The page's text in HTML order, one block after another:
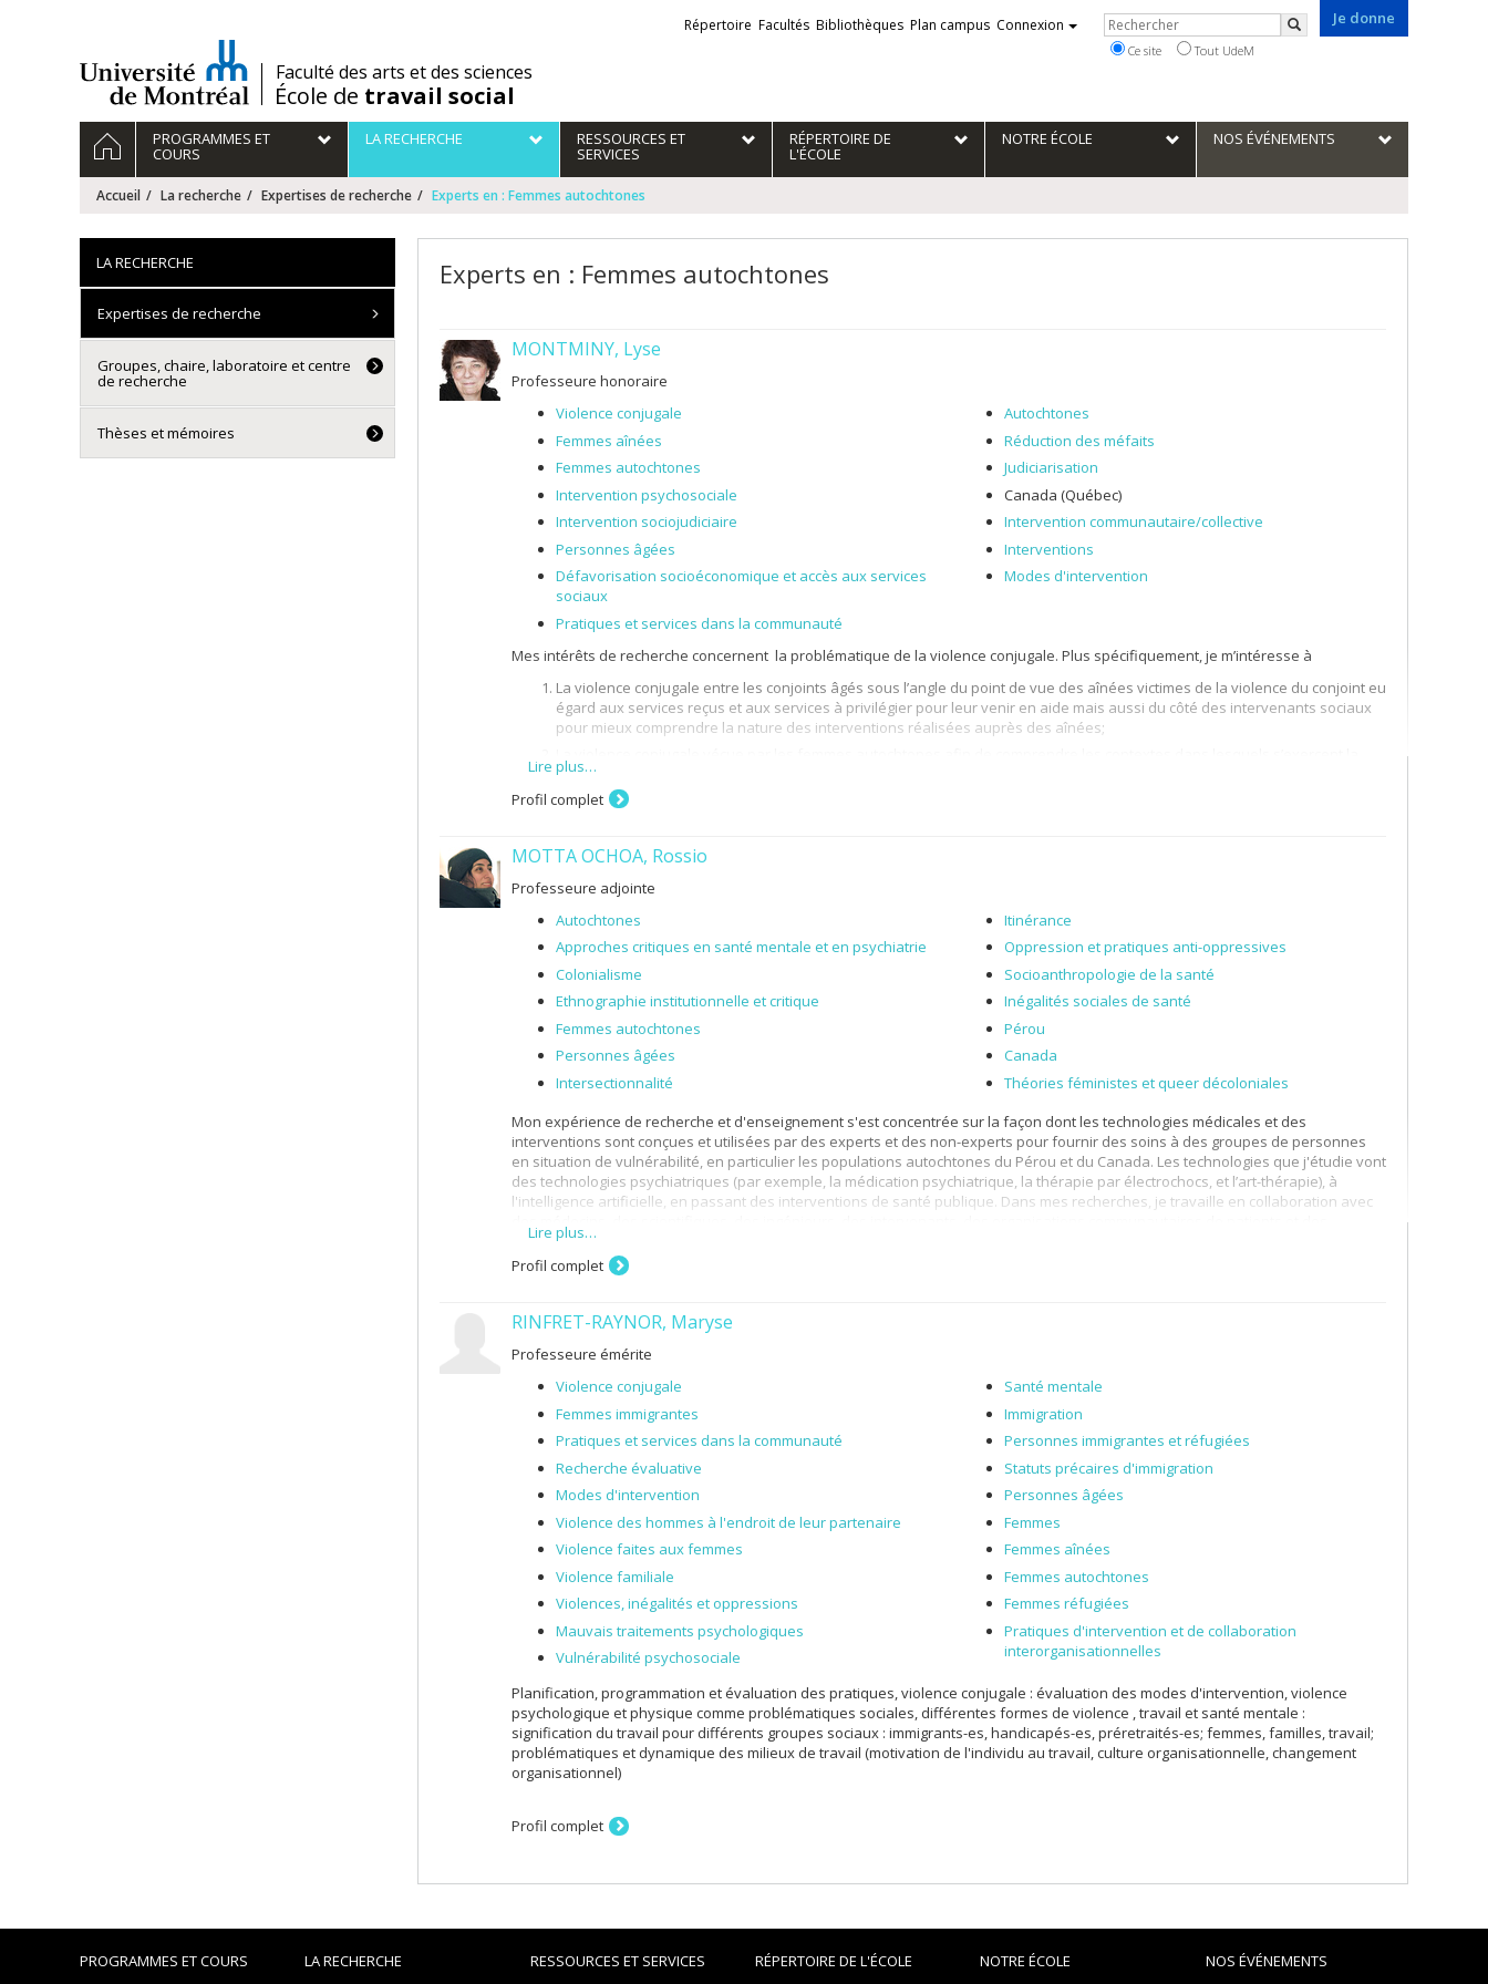
/Faculté des arts et des sciences
École de travail social
Je donne
Liens
externes
Répertoire Facultés Bibliothèques Plan campus Connexion Rechercher
Rechercher
Ce site Tout UdeM
Navigation
principale
ACCUEILPROGRAMMES ET
COURS
LA RECHERCHE RESSOURCES ET
SERVICES
RÉPERTOIRE DE
L'ÉCOLE
NOTRE ÉCOLE NOS ÉVÉNEMENTS
Accueil La recherche Expertises de recherche Experts en : Femmes autochtones
Experts en : Femmes autochtones
MONTMINY, Lyse
Professeure honoraire
Violence conjugale
Femmes aînées
Femmes autochtones
Intervention psychosociale
Intervention sociojudiciaire
Personnes âgées
Défavorisation socioéconomique et accès aux services
sociaux
Pratiques et services dans la communauté
Autochtones
Réduction des méfaits
Judiciarisation
Canada (Québec)
Intervention communautaire/collective
Interventions
Modes d'intervention
Mes intérêts de recherche concernent la problématique de la violence conjugale. Plus spécifiquement, je m’intéresse à
La violence conjugale entre les conjoints âgés sous l’angle du point de vue des aînées victimes de la violence du conjoint eu
égard aux services reçus et aux services à privilégier pour leur venir en aide mais aussi du côté des intervenants sociaux
pour mieux comprendre la nature des interventions réalisées auprès des aînées;
violence et de proposer, par une réflexion collective, des pistes ou des éléments de réponse pour aider ces femmes;
La pertinence de l’approche de réduction des méfaits pour intervenir auprès des femmes victimes de violence conjugale
L’intervention socio judiciaire dans les situations de violence conjugale afin de connaître les pratiques de nature
sociojudiciaire au Québec ainsi que le point de vue des intervenants sociaux et pénaux sur ce qu’est l’intervention
sociojudiciaire.
Lire plus…
Profil complet
MOTTA OCHOA, Rossio
Professeure adjointe
Autochtones
Approches critiques en santé mentale et en psychiatrie
Colonialisme
Ethnographie institutionnelle et critique
Femmes autochtones
Personnes âgées
Intersectionnalité
Itinérance
Oppression et pratiques anti-oppressives
Socioanthropologie de la santé
Inégalités sociales de santé
Pérou
Canada
Théories féministes et queer décoloniales
Mon expérience de recherche et d'enseignement s'est concentrée sur la façon dont les technologies médicales et des
interventions sont conçues et utilisées par des experts et des non-experts pour fournir des soins à des groupes de personnes
en situation de vulnérabilité, en particulier les populations autochtones du Pérou et du Canada. Les technologies que j'étudie vont
des technologies psychiatriques (par exemple, la médication psychiatrique, la thérapie par électrochocs, et l’art-thérapie), à
l'intelligence artificielle, en passant des interventions de santé publique. Dans mes recherches, je travaille en collaboration avec
utilisateurs de ces technologies pour comprendre l'intersection entre production de connaissances, pratiques de soins, réformes
néolibérales et politiques publiques.
1) les interventions adaptées des services en toxicomanie,
2) l’art pour la guérison, et
3) les technologies médicales pour améliorer la santé
Je suis anthropologue culturelle de formation (PhD, University of California, Davis) avec spécialisation en anthropologie médicale,
en études des sciences et technologies (Science and Technology Studies – STS), en théories féministes et en théories
décoloniales. J’ai aussi réalisé un premier postdoctorat au Service sur les dépendances de la Faculté de médecine et des
sciences de la santé de l’Université de Sherbrooke et un deuxième postdoctorat au Biosignal Interaction and Personhood
Technology Lab de l’École de physiothérapie et d'ergothérapie de l'Université McGill. La principale méthodologie de recherche que
j’utilise est l’ethnographie que je combine avec la recherche participative et des méthodes qualitatives et quantitatives.
Lire plus…
Profil complet
RINFRET-RAYNOR, Maryse
Professeure émérite
Violence conjugale
Femmes immigrantes
Pratiques et services dans la communauté
Recherche évaluative
Modes d'intervention
Violence des hommes à l'endroit de leur partenaire
Violence faites aux femmes
Violence familiale
Violences, inégalités et oppressions
Mauvais traitements psychologiques
Vulnérabilité psychosociale
Santé mentale
Immigration
Personnes immigrantes et réfugiées
Statuts précaires d'immigration
Personnes âgées
Femmes
Femmes aînées
Femmes autochtones
Femmes réfugiées
Pratiques d'intervention et de collaboration
interorganisationnelles
Planification, programmation et évaluation des pratiques, violence conjugale : évaluation des modes d'intervention, violence
psychologique et physique comme problématiques sociales, différentes formes de violence , travail et santé mentale :
signification du travail pour différents groupes sociaux : immigrants-es, handicapés-es, préretraités-es; femmes, familles, travail;
problématiques et dynamique des milieux de travail (motivation de l'individu au travail, culture organisationnelle, changement
organisationnel)
Profil complet
LA RECHERCHE
Expertises de recherche
Groupes, chaire, laboratoire et centre
de recherche
Thèses et mémoires
PROGRAMMES ET COURS LA RECHERCHE RESSOURCES ET SERVICES RÉPERTOIRE DE L'ÉCOLE NOTRE ÉCOLE NOS ÉVÉNEMENTS